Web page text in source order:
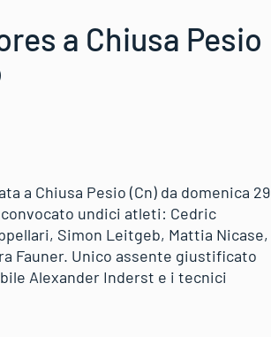
a Chiusa Pesio
a Chiusa Pesio (Cn) da domenica 29
undici atleti: Cedric
Simon Leitgeb, Mattia Nicase,
Fauner. Unico assente giustificato
Alexander Inderst e i tecnici